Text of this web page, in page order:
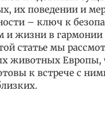
их поведении и
– ключ к
и жизни в гармонии
статье мы
животных
к встрече с